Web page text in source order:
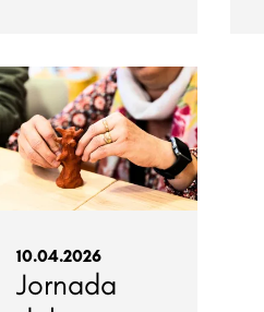
10.04.2026
Jornada